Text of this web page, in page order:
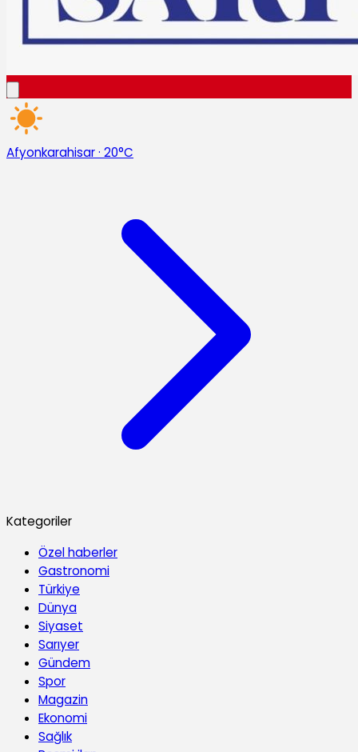
Afyonkarahisar· 20°C
Kategoriler
Özel haberler
Gastronomi
Türkiye
Dünya
Siyaset
Sarıyer
Gündem
Spor
Magazin
Ekonomi
Sağlık